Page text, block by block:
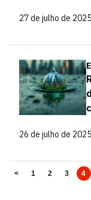
27 de julho de
26 de julho de
< 1 2 3 4